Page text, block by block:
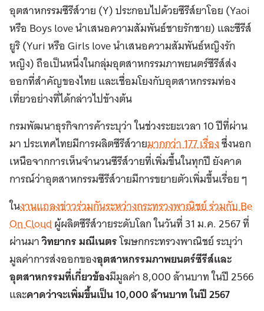
อุตสาหกรรมซีรีส์วาย (Y) ประกอบไปด้วยซีรีส์ยาโอย (Yaoi
หรือ Boys love นำเสนอความสัมพันธ์ชายรักชาย) และซีรีส์
ยูริ (Yuri หรือ Girls love นำเสนอความสัมพันธ์หญิงรัก
หญิง) ถือเป็นหนึ่งในกลุ่มอุตสาหกรรมภาพยนตร์ซีรีส์ส่ง
ออกที่สำคัญของไทย และเชื่อมโยงกับอุตสาหกรรมท่อง
เที่ยวอย่างที่ได้กล่าวไปข้างต้น
กรมพัฒนาธุรกิจการค้าระบุว่า ในช่วงระยะเวลา 10 ปีที่ผ่าน
มา ประเทศไทยมีการผลิตซีรีส์วายมากกว่า 177 เรื่องซึ่งนอก
เหนือจากการเห็นจำนวนซีรีส์วายที่เพิ่มขึ้นในทุกปี ยังคาด
การณ์ว่าอุตสาหกรรมซีรีส์วายมีการขยายตัวเพิ่มขึ้นเรื่อย ๆ
ในงานแถลงข่าวร่วมกันระหว่างกระทรวงพาณิชย์ ร่วมกับ Be
On Cloudผู้ผลิตซีรีส์วายระดับโลก ในวันที่ 31 ม.ค. 2567 ที่
ผ่านมาวิทยากร มณีเนตรโฆษกกระทรวงพาณิชย์ ระบุว่า
มูลค่าการส่งออกของอุตสาหกรรมภาพยนตร์ซีรีส์และ
อุตสาหกรรมที่เกี่ยวข้องมีมูลค่า 8,000 ล้านบาท ในปี 2566
และคาดว่าจะเพิ่มขึ้นเป็น 10,000 ล้านบาท ในปี 2567